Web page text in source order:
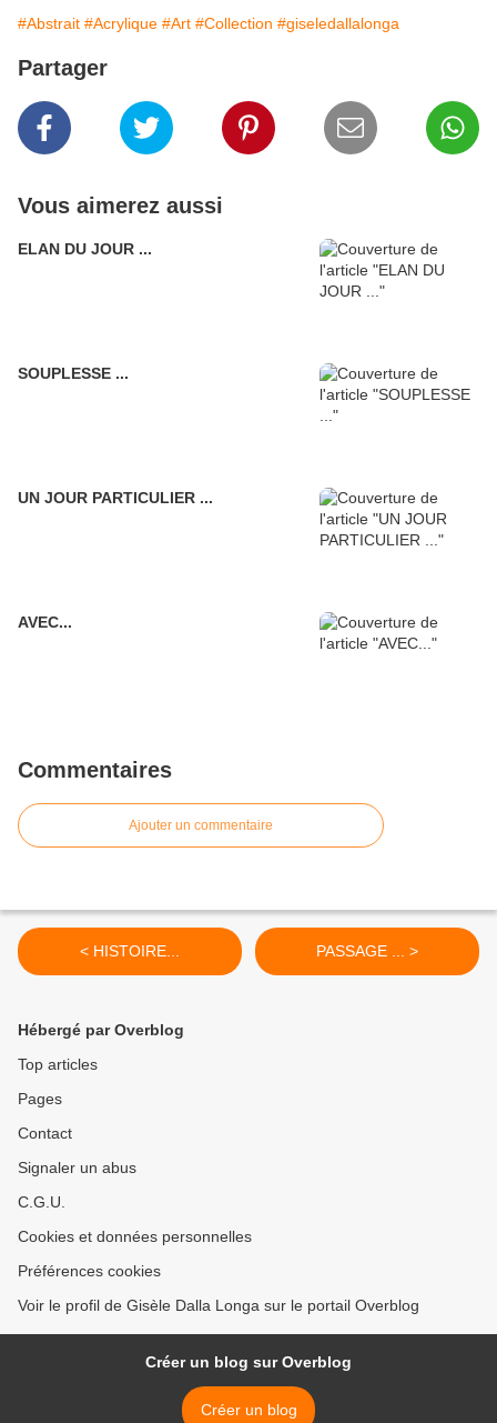
#Abstrait #Acrylique #Art #Collection #giseledallalonga
Partager
Vous aimerez aussi
ELAN DU JOUR ...
SOUPLESSE ...
UN JOUR PARTICULIER ...
AVEC...
Commentaires
Ajouter un commentaire
< HISTOIRE... PASSAGE ... >
Hébergé par Overblog
Top articles
Pages
Contact
Signaler un abus
C.G.U.
Cookies et données personnelles
Préférences cookies
Voir le profil de Gisèle Dalla Longa sur le portail Overblog
Créer un blog sur Overblog
Créer un blog